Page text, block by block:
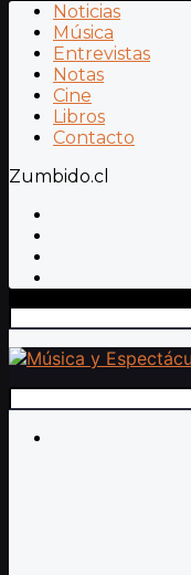
Noticias
Música
Entrevistas
Notas
Cine
Libros
Contacto
Zumbido.cl